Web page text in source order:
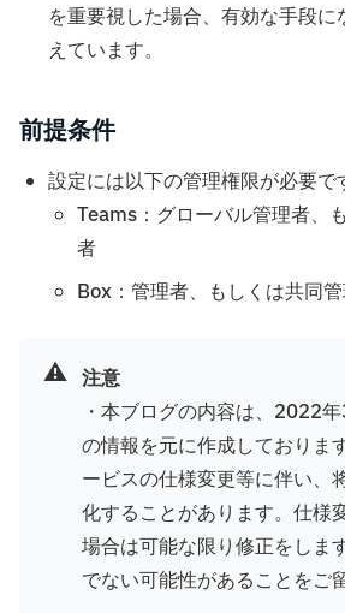
を重要視した場合、有効な手段
えています。
前提条件
設定には以下の管理権限が必要で
Teams：グローバル管理者、
者
Box：管理者、もしくは共同
⚠️ 注意
・本ブログの内容は、2022
の情報を元に作成しておりま
ービスの仕様変更等に伴い、
化することがあります。仕様
場合は可能な限り修正をしま
でない可能性があることをご